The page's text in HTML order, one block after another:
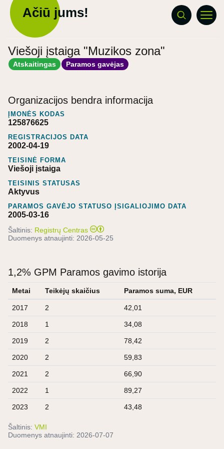
Ačiū jums!
Viešoji įstaiga "Muzikos zona"
Atskaitingas Paramos gavėjas
Organizacijos bendra informacija
ĮMONĖS KODAS
125876625
REGISTRACIJOS DATA
2002-04-19
TEISINĖ FORMA
Viešoji įstaiga
TEISINIS STATUSAS
Aktyvus
PARAMOS GAVĖJO STATUSO ĮSIGALIOJIMO DATA
2005-03-16
Šaltinis: Registrų Centras
Duomenys atnaujinti: 2026-05-25
1,2% GPM Paramos gavimo istorija
Metai Teikėjų skaičius Paramos suma, EUR
2017 2 42,01
2018 1 34,08
2019 2 78,42
2020 2 59,83
2021 2 66,90
2022 1 89,27
2023 2 43,48
Šaltinis: VMI
Duomenys atnaujinti: 2026-07-07